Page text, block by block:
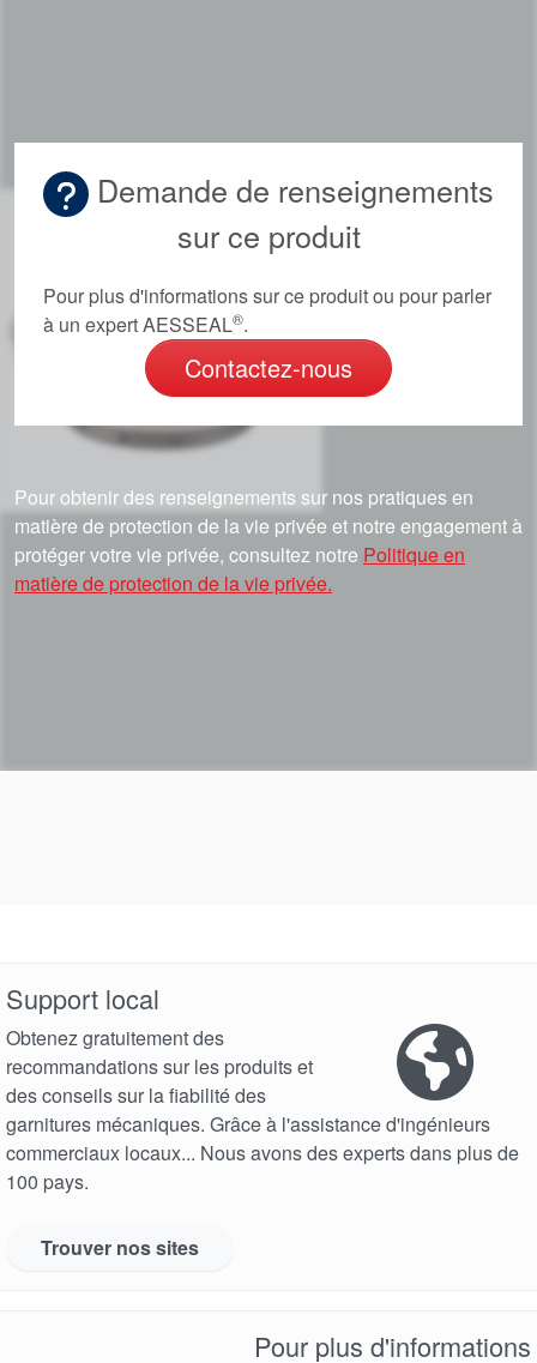
Demande de renseignements
sur ce produit
Pour plus d'informations sur ce produit ou pour parler
à un expert AESSEAL®.
Contactez-nous
Pour obtenir des renseignements sur nos pratiques en
matière de protection de la vie privée et notre engagement à
protéger votre vie privée, consultez notre Politique en
matière de protection de la vie privée.
Support local
Obtenez gratuitement des
recommandations sur les produits et
des conseils sur la fiabilité des
garnitures mécaniques. Grâce à l'assistance d'ingénieurs
commerciaux locaux... Nous avons des experts dans plus de
100 pays.
Trouver nos sites
Pour plus d'informations